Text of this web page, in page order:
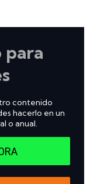
para
contenido
hacerlo en un
o anual.